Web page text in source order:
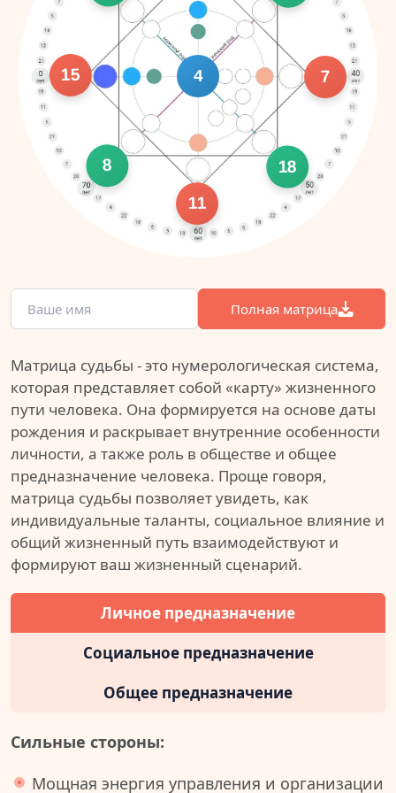
15 7
11
18
8
4
Полная матрица
Матрица судьбы - это нумерологическая система,
которая представляет собой «карту» жизненного
пути человека. Она формируется на основе даты
рождения и раскрывает внутренние особенности
личности, а также роль в обществе и общее
предназначение человека. Проще говоря,
матрица судьбы позволяет увидеть, как
индивидуальные таланты, социальное влияние и
общий жизненный путь взаимодействуют и
формируют ваш жизненный сценарий.
Личное предназначение
Социальное предназначение
Общее предназначение
Сильные стороны:
Мощная энергия управления и организации